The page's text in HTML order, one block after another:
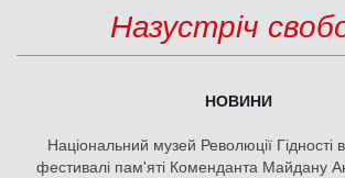
Назустріч
НОВИНИ
Національний музей Революції Гідності
фестивалі пам'яті Коменданта Майдану